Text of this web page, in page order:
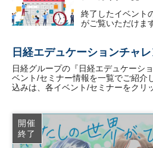
終了したイベント
がご覧いただけま
日経エデュケーションチャ
日経グループの『日経エデュケーシ
ベント/セミナー情報を一覧でご紹介
込みは、各イベント/セミナーをクリ
開催
終了